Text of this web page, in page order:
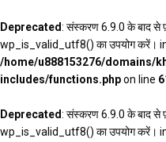
Deprecated: संस्करण 6.9.0 के बाद
wp_is_valid_utf8() का उपयोग करें।
/home/u888153276/domains/
includes/functions.phpon line
Deprecated: संस्करण 6.9.0 के बाद
wp_is_valid_utf8() का उपयोग करें।